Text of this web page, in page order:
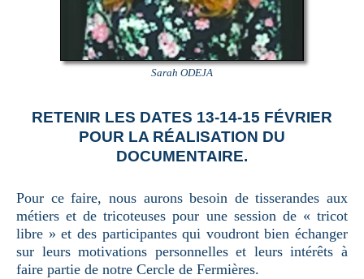
Sarah ODEJA
RETENIR LES DATES 13-14-15 FÉVRIER
POUR LA RÉALISATION DU
DOCUMENTAIRE.
Pour ce faire, nous aurons besoin de tisserandes aux
métiers et de tricoteuses pour une session de « tricot
libre » et des participantes qui voudront bien échanger
sur leurs motivations personnelles et leurs intérêts à
faire partie de notre Cercle de Fermières.